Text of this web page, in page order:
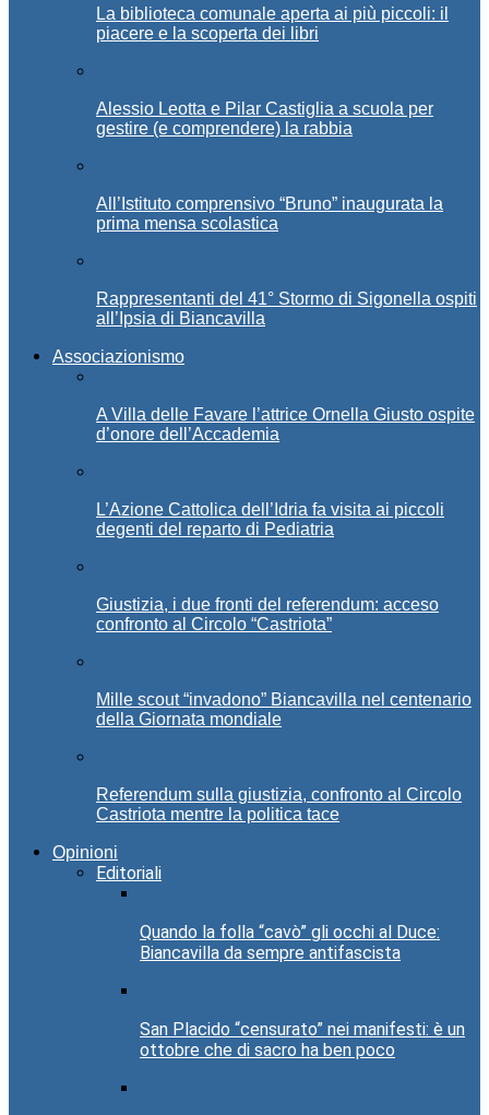
La biblioteca comunale aperta ai più piccoli: il
piacere e la scoperta dei libri
Alessio Leotta e Pilar Castiglia a scuola per
gestire (e comprendere) la rabbia
All’Istituto comprensivo “Bruno” inaugurata la
prima mensa scolastica
Rappresentanti del 41° Stormo di Sigonella ospiti
all’Ipsia di Biancavilla
Associazionismo
A Villa delle Favare l’attrice Ornella Giusto ospite
d’onore dell’Accademia
L’Azione Cattolica dell’Idria fa visita ai piccoli
degenti del reparto di Pediatria
Giustizia, i due fronti del referendum: acceso
confronto al Circolo “Castriota”
Mille scout “invadono” Biancavilla nel centenario
della Giornata mondiale
Referendum sulla giustizia, confronto al Circolo
Castriota mentre la politica tace
Opinioni
Editoriali
Quando la folla “cavò” gli occhi al Duce:
Biancavilla da sempre antifascista
San Placido “censurato” nei manifesti: è un
ottobre che di sacro ha ben poco